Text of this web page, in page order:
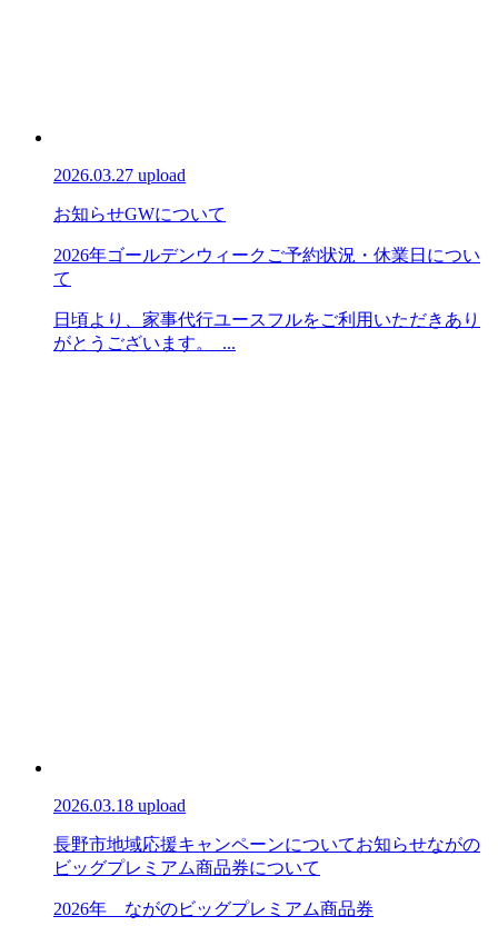
2026.03.27 upload
お知らせGWについて
2026年ゴールデンウィークご予約状況・休業日につい
て
日頃より、家事代行ユースフルをご利用いただきあり
がとうございます。 ...
2026.03.18 upload
長野市地域応援キャンペーンについてお知らせながの
ビッグプレミアム商品券について
2026年 ながのビッグプレミアム商品券